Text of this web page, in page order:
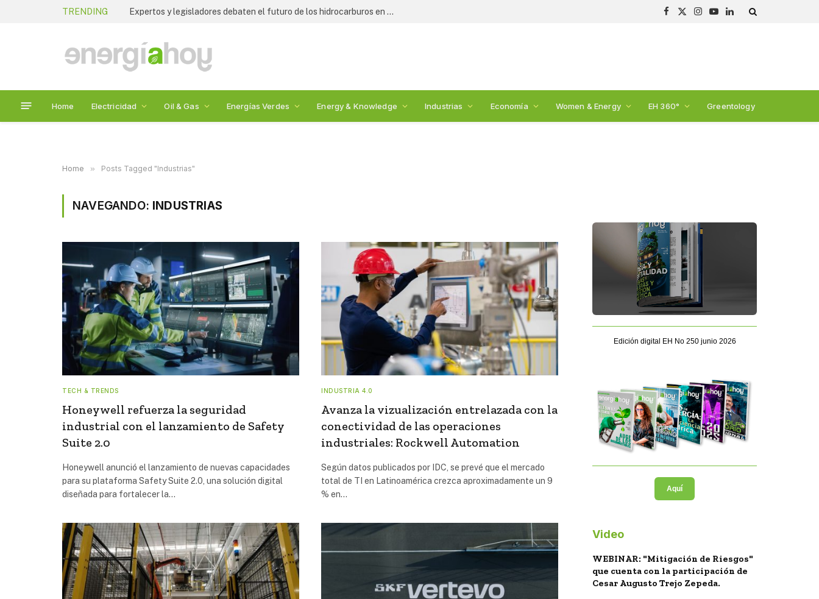
TRENDING Expertos y legisladores debaten el futuro de los hidrocarburos en México: 2nda Cumbre de Energía
Facebook
X
Instagram
YouTubeLinkedIn
Home Electricidad Oil & Gas Energías Verdes Energy & Knowledge Industrias Economía Women & Energy EH 360° Greentology
Home » Posts Tagged "Industrias"
NAVEGANDO: INDUSTRIAS
TECH & TRENDS
Honeywell refuerza la seguridad
industrial con el lanzamiento de Safety
Suite 2.0
Honeywell anunció el lanzamiento de nuevas capacidades
para su plataforma Safety Suite 2.0, una solución digital
diseñada para fortalecer la…
INDUSTRIA 4.0
Avanza la vizualización entrelazada con la
conectividad de las operaciones
industriales: Rockwell Automation
Según datos publicados por IDC, se prevé que el mercado
total de TI en Latinoamérica crezca aproximadamente un 9
% en…
Edición digital EH No 250 junio 2026
Aquí
Video
WEBINAR: "Mitigación de Riesgos"
que cuenta con la participación de
Cesar Augusto Trejo Zepeda.